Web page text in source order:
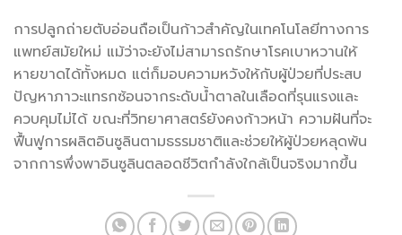
การปลูกถ่ายตับอ่อนถือเป็นก้าวสำคัญในเทคโนโลยีทางการ
แพทย์สมัยใหม่ แม้ว่าจะยังไม่สามารถรักษาโรคเบาหวานให้
หายขาดได้ทั้งหมด แต่ก็มอบความหวังให้กับผู้ป่วยที่ประสบ
ปัญหาภาวะแทรกซ้อนจากระดับน้ำตาลในเลือดที่รุนแรงและ
ควบคุมไม่ได้ ขณะที่วิทยาศาสตร์ยังคงก้าวหน้า ความฝันที่จะ
ฟื้นฟูการผลิตอินซูลินตามธรรมชาติและช่วยให้ผู้ป่วยหลุดพ้น
จากการพึ่งพาอินซูลินตลอดชีวิตกำลังใกล้เป็นจริงมากขึ้น